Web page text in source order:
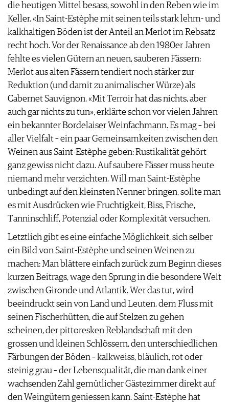
die heutigen Mittel besass, sowohl in den Reben wie im
Keller. «In Saint-Estèphe mit seinen teils stark lehm- und
kalkhaltigen Böden ist der Anteil an Merlot im Rebsatz
recht hoch. Vor der Renaissance ab den 1980er Jahren
fehlte es vielen Gütern an neuen, sauberen Fässern:
Merlot aus alten Fässern tendiert noch stärker zur
Reduktion (und damit zu animalischer Würze) als
Cabernet Sauvignon. «Mit Terroir hat das nichts, aber
auch gar nichts zu tun», erklärte schon vor vielen Jahren
ein bekannter Bordelaiser Weinfachmann. Es mag – bei
aller Vielfalt – ein paar Gemeinsamkeiten zwischen den
Weinen aus Saint-Estèphe geben: Rustikalität gehört
ganz gewiss nicht dazu. Auf saubere Fässer muss heute
niemand mehr verzichten. Will man Saint-Estèphe
unbedingt auf den kleinsten Nenner bringen, sollte man
es mit Ausdrücken wie Fruchtigkeit, Biss, Frische,
Tanninschliff, Potenzial oder Komplexität versuchen.
Letztlich gibt es eine einfache Möglichkeit, sich selber
ein Bild von Saint-Estèphe und seinen Weinen zu
machen: Man blättere einfach zurück zum Beginn dieses
kurzen Beitrags, wage den Sprung in die besondere Welt
zwischen Gironde und Atlantik. Wer das tut, wird
beeindruckt sein von Land und Leuten, dem Fluss mit
seinen Fischerhütten, die auf Stelzen zu gehen
scheinen, der pittoresken Reblandschaft mit den
grossen und kleinen Schlössern, den unterschiedlichen
Färbungen der Böden – kalkweiss, bläulich, rot oder
steinig grau – der Lebensqualität, die man dank einer
wachsenden Zahl gemütlicher Gästezimmer direkt auf
den Weingütern geniessen kann. Saint-Estèphe hat